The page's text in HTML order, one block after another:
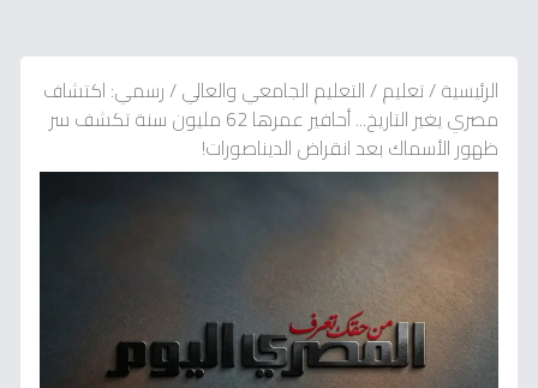
الرئيسية/تعليم/التعليم الجامعي والعالي/رسمي: اكتشاف
مصري يغير التاريخ... أحافير عمرها 62 مليون سنة تكشف سر
ظهور الأسماك بعد انقراض الديناصورات!